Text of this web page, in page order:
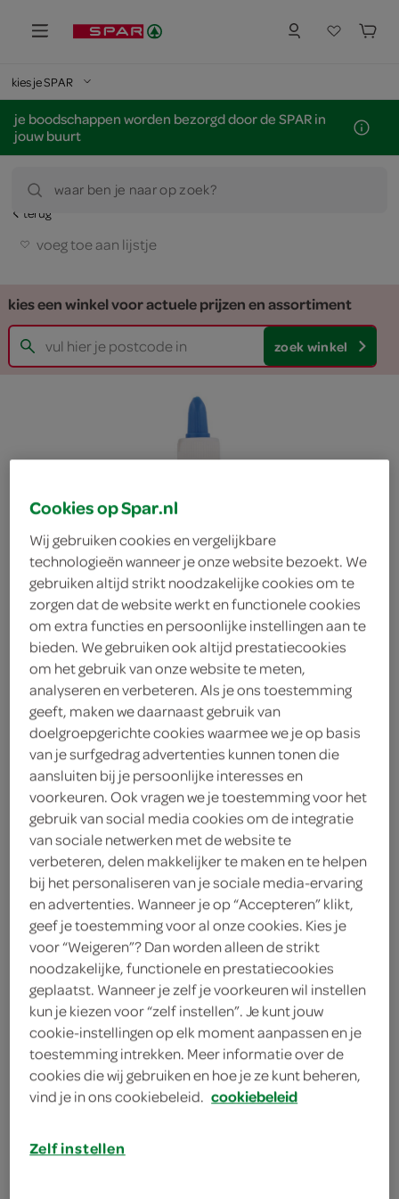
kies je SPAR
je boodschappen worden bezorgd door de SPAR in
jouw buurt
waar ben je naar op zoek?
terug
voeg toe aan lijstje
kies een winkel voor actuele prijzen en assortiment
zoek winkel
Spar Lezen En Schrijven
Hobbylijm 100 Ml
Spar
1.
99
100 milliliter
Let op: aanbiedingen zijn niet zichtbaar bij de
producten, maar worden wél automatisch
Cookies op Spar.nl
Wij gebruiken cookies en vergelijkbare
technologieën wanneer je onze website bezoekt. We
gebruiken altijd strikt noodzakelijke cookies om te
zorgen dat de website werkt en functionele cookies
om extra functies en persoonlijke instellingen aan te
bieden. We gebruiken ook altijd prestatiecookies
om het gebruik van onze website te meten,
analyseren en verbeteren. Als je ons toestemming
geeft, maken we daarnaast gebruik van
doelgroepgerichte cookies waarmee we je op basis
van je surfgedrag advertenties kunnen tonen die
aansluiten bij je persoonlijke interesses en
voorkeuren. Ook vragen we je toestemming voor het
gebruik van social media cookies om de integratie
van sociale netwerken met de website te
verbeteren, delen makkelijker te maken en te helpen
bij het personaliseren van je sociale media-ervaring
en advertenties. Wanneer je op “Accepteren” klikt,
geef je toestemming voor al onze cookies. Kies je
voor “Weigeren”? Dan worden alleen de strikt
noodzakelijke, functionele en prestatiecookies
geplaatst. Wanneer je zelf je voorkeuren wil instellen
kun je kiezen voor “zelf instellen”. Je kunt jouw
cookie-instellingen op elk moment aanpassen en je
toestemming intrekken. Meer informatie over de
cookies die wij gebruiken en hoe je ze kunt beheren,
vind je in ons cookiebeleid. cookiebeleid
Zelf instellen